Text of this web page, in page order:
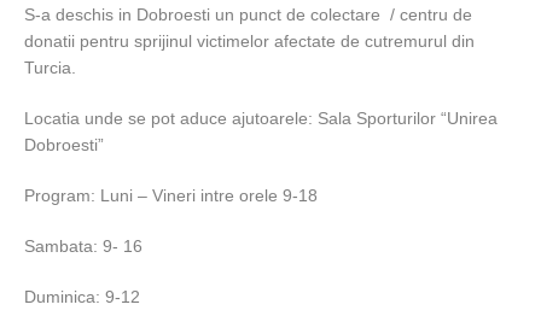
S-a deschis in Dobroesti un punct de colectare / centru de
donatii pentru sprijinul victimelor afectate de cutremurul din
Turcia.
Locatia unde se pot aduce ajutoarele: Sala Sporturilor “Unirea
Dobroesti”
Program: Luni – Vineri intre orele 9-18
Sambata: 9- 16
Duminica: 9-12